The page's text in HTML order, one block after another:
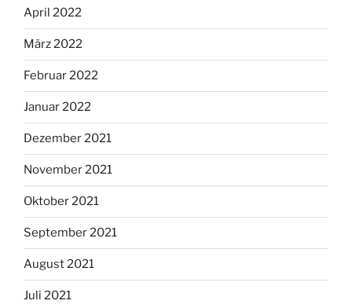
April 2022
März 2022
Februar 2022
Januar 2022
Dezember 2021
November 2021
Oktober 2021
September 2021
August 2021
Juli 2021